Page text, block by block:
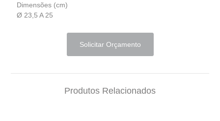
Dimensões (cm)
Ø 23,5 A 25
Solicitar Orçamento
Produtos Relacionados